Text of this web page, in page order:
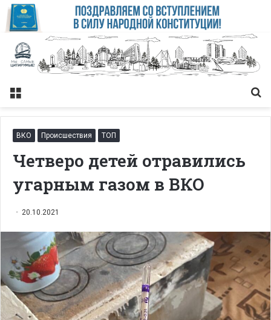
Меню
ВКО Происшествия ТОП
Четверо детей отравились
угарным газом в ВКО
20.10.2021